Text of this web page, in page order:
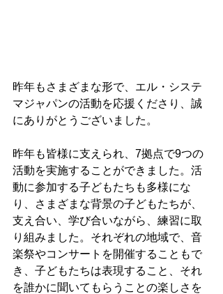
昨年もさまざまな形で、エル・システ
マジャパンの活動を応援くださり、誠
にありがとうございました。
昨年も皆様に支えられ、7拠点で9つの
活動を実施することができました。活
動に参加する子どもたちも多様にな
り、さまざまな背景の子どもたちが、
支え合い、学び合いながら、練習に取
り組みました。それぞれの地域で、音
楽祭やコンサートを開催することもで
き、子どもたちは表現すること、それ
を誰かに聞いてもらうことの楽しさを